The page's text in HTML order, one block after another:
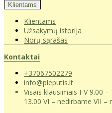
Klientams
Klientams
Užsakymų istorija
Norų sąrašas
Kontaktai
+37067502279
info@pleputis.lt
Visais klausimais I-V 9.00
13.00 VI – nedirbame VII –